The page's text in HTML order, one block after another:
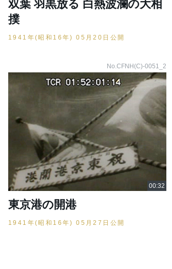
双葉 羽黒放る 白熱波瀾の大相
撲
1941年(昭和16年) 05月20日公開
No.CFNH(C)-0051_2
東京港の開港
1941年(昭和16年) 05月27日公開